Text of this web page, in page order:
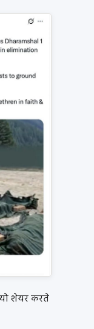
शेयर करते